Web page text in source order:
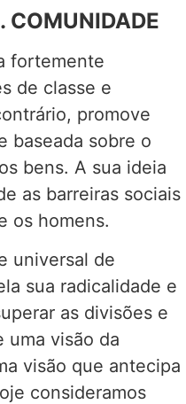
COMUNIDADE
fortemente
de classe e
promove
baseada sobre o
bens. A sua ideia
as barreiras sociais
os homens.
universal de
sua radicalidade e
as divisões e
uma visão da
visão que antecipa
consideramos